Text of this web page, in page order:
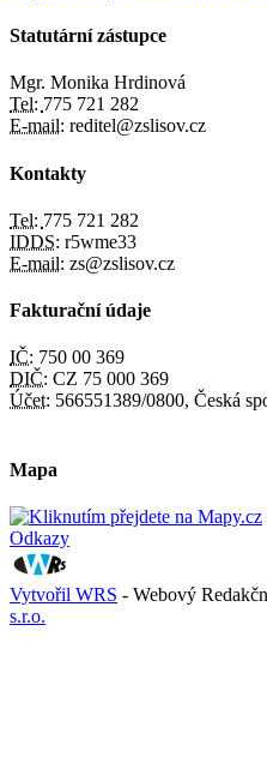
Statutární zástupce
Mgr. Monika Hrdinová
Tel: 775 721 282
E-mail: reditel@zslisov.cz
Kontakty
Tel: 775 721 282
IDDS: r5wme33
E-mail: zs@zslisov.cz
Fakturační údaje
IČ: 750 00 369
DIČ: CZ 75 000 369
Účet: 566551389/0800, Česká
Mapa
Odkazy
Vytvořil WRS - Webový
s.r.o.